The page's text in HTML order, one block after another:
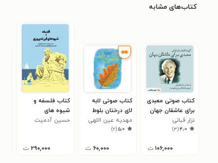
کتاب‌های مشابه
کتاب صوتی معبدی
برای عاشقان جهان
نزار قبانی
۴٫۰(۳)
۱۰۶,۰۰۰ ت
کتاب صوتی لابه
لای درختان بلوط
مهدیه عین اللهی
۵٫۰(۲)
۶۰,۰۰۰ ت
کتاب فلسفه و
شیوه های
فرزندپروری
حسین آدمیت
۲۹۰,۰۰۰ ت